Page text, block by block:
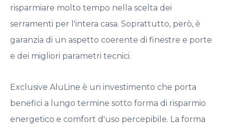
risparmiare molto tempo nella scelta dei
serramenti per l'intera casa. Soprattutto, però, è
garanzia di un aspetto coerente di finestre e porte
e dei migliori parametri tecnici.
Exclusive AluLine è un investimento che porta
benefici a lungo termine sotto forma di risparmio
energetico e comfort d'uso percepibile. La forma